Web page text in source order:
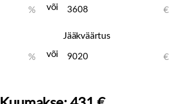
%
või
€
%
või
Jääkväärtus
€